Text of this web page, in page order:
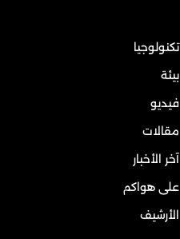
تكنولوجيا
بيئة
فيديو
مقالات
آخر الأخبار
على هواكم
الأرشيف